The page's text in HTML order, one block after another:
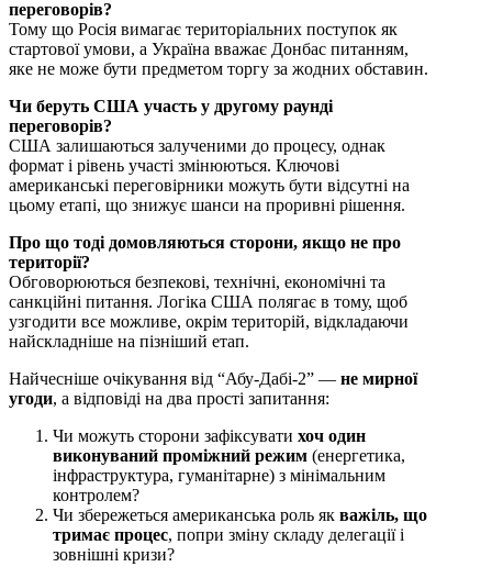
переговорів?
Тому що Росія вимагає територіальних поступок як
стартової умови, а Україна вважає Донбас питанням,
яке не може бути предметом торгу за жодних обставин.
Чи беруть США участь у другому раунді
переговорів?
США залишаються залученими до процесу, однак
формат і рівень участі змінюються. Ключові
американські переговірники можуть бути відсутні на
цьому етапі, що знижує шанси на проривні рішення.
Про що тоді домовляються сторони, якщо не про
території?
Обговорюються безпекові, технічні, економічні та
санкційні питання. Логіка США полягає в тому, щоб
узгодити все можливе, окрім територій, відкладаючи
найскладніше на пізніший етап.
Найчесніше очікування від “Абу-Дабі-2” — не мирної
угоди, а відповіді на два прості запитання:
Чи можуть сторони зафіксувати хоч один
виконуваний проміжний режим (енергетика,
інфраструктура, гуманітарне) з мінімальним
контролем?
Чи збережеться американська роль як важіль, що
тримає процес, попри зміну складу делегації і
зовнішні кризи?